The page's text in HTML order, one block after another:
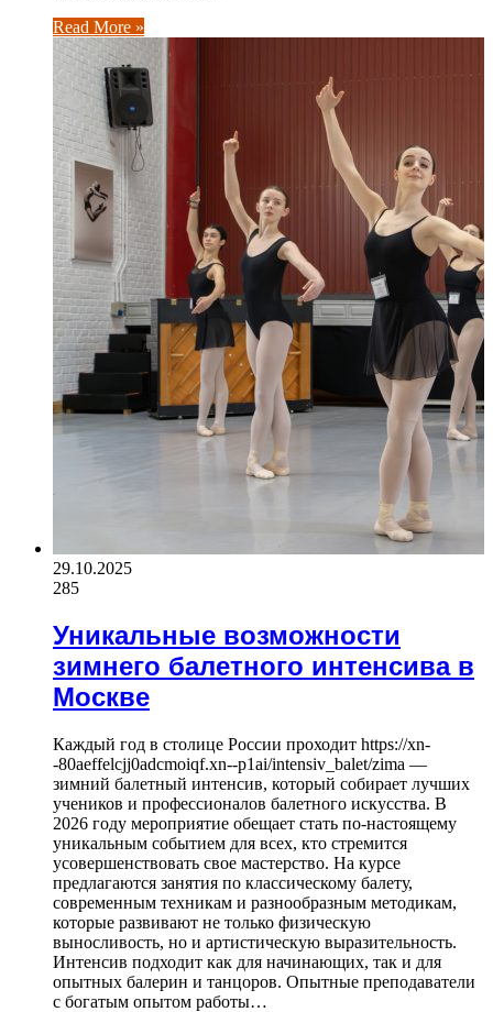
Read More »
29.10.2025
285
Уникальные возможности
зимнего балетного интенсива в
Москве
Каждый год в столице России проходит https://xn-
-80aeffelcjj0adcmoiqf.xn--p1ai/intensiv_balet/zima —
зимний балетный интенсив, который собирает лучших
учеников и профессионалов балетного искусства. В
2026 году мероприятие обещает стать по-настоящему
уникальным событием для всех, кто стремится
усовершенствовать свое мастерство. На курсе
предлагаются занятия по классическому балету,
современным техникам и разнообразным методикам,
которые развивают не только физическую
выносливость, но и артистическую выразительность.
Интенсив подходит как для начинающих, так и для
опытных балерин и танцоров. Опытные преподаватели
с богатым опытом работы…